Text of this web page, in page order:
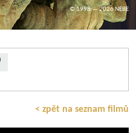
© 1998 — 2026 NEBE
< zpět na seznam filmů